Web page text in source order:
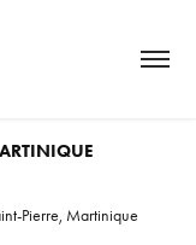
Pierre, Martinique